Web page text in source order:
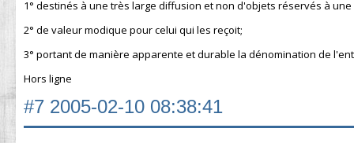
1° destinés à une très large diffusion et non d'objets réservés à
2° de valeur modique pour celui qui les reçoit;
3° portant de manière apparente et durable la dénomination de
Hors ligne
#7 2005-02-10 08:38:41